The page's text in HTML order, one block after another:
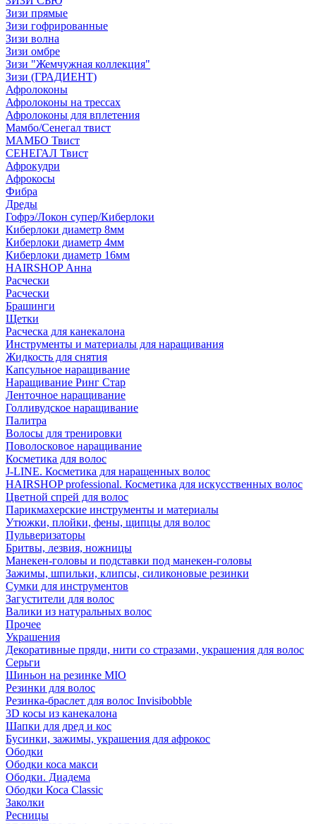
Зизи прямые
Зизи гофрированные
Зизи волна
Зизи омбре
Зизи "Жемчужная коллекция"
Зизи (ГРАДИЕНТ)
Афролоконы
Афролоконы на трессах
Афролоконы для вплетения
Мамбо/Сенегал твист
МАМБО Твист
СЕНЕГАЛ Твист
Афрокудри
Афрокосы
Фибра
Дреды
Гофрэ/Локон супер/Киберлоки
Киберлоки диаметр 8мм
Киберлоки диаметр 4мм
Киберлоки диаметр 16мм
HAIRSHOP Анна
Расчески
Расчески
Брашинги
Щетки
Расческа для канекалона
Инструменты и материалы для наращивания
Жидкость для снятия
Капсульное наращивание
Наращивание Ринг Стар
Ленточное наращивание
Голливудское наращивание
Палитра
Волосы для тренировки
Поволосковое наращивание
Косметика для волос
J-LINE. Косметика для наращенных волос
HAIRSHOP professional. Косметика для искусственных волос
Цветной спрей для волос
Парикмахерские инструменты и материалы
Утюжки, плойки, фены, щипцы для волос
Пульверизаторы
Бритвы, лезвия, ножницы
Манекен-головы и подставки под манекен-головы
Зажимы, шпильки, клипсы, силиконовые резинки
Сумки для инструментов
Загустители для волос
Валики из натуральных волос
Прочее
Украшения
Декоративные пряди, нити со стразами, украшения для волос
Серьги
Шиньон на резинке MIO
Резинки для волос
Резинка-браслет для волос Invisibobble
3D косы из канекалона
Шапки для дред и кос
Бусинки, зажимы, украшения для афрокос
Ободки
Ободки коса макси
Ободки. Диадема
Ободки Коса Classic
Заколки
Ресницы